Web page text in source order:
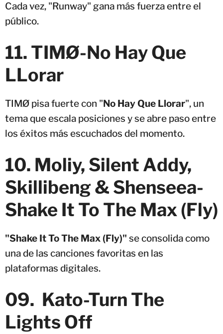
Cada vez, "Runway" gana más fuerza entre el
público.
11. TIMØ-No Hay Que
LLorar
TIMØ pisa fuerte con "No Hay Que Llorar", un
tema que escala posiciones y se abre paso entre
los éxitos más escuchados del momento.
10. Moliy, Silent Addy,
Skillibeng & Shenseea-
Shake It To The Max (Fly)
"Shake It To The Max (Fly)" se consolida como
una de las canciones favoritas en las
plataformas digitales.
09. Kato-Turn The
Lights Off